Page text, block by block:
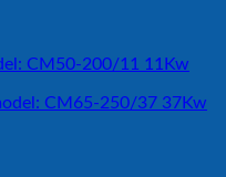
CM50-200/11 11Kw